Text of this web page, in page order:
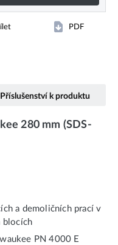
PDF
Příslušenství k produktu
280 mm (SDS-
a demoličních prací v
blocích
PN 4000 E